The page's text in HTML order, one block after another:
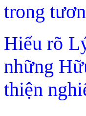
trong
Hiểu rõ
những
thiện